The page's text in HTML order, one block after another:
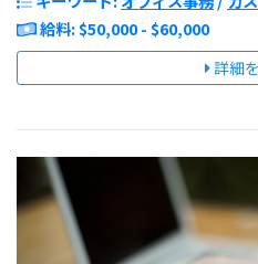
給料: $50,000 - $60,000
詳細